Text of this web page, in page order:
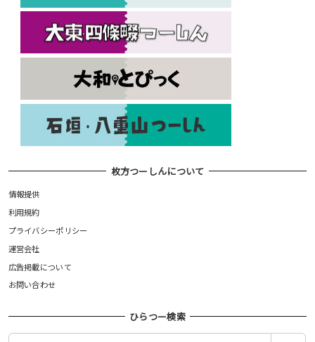
枚方つーしんについて
情報提供
利用規約
プライバシーポリシー
運営会社
広告掲載について
お問い合わせ
ひらつー検索
検